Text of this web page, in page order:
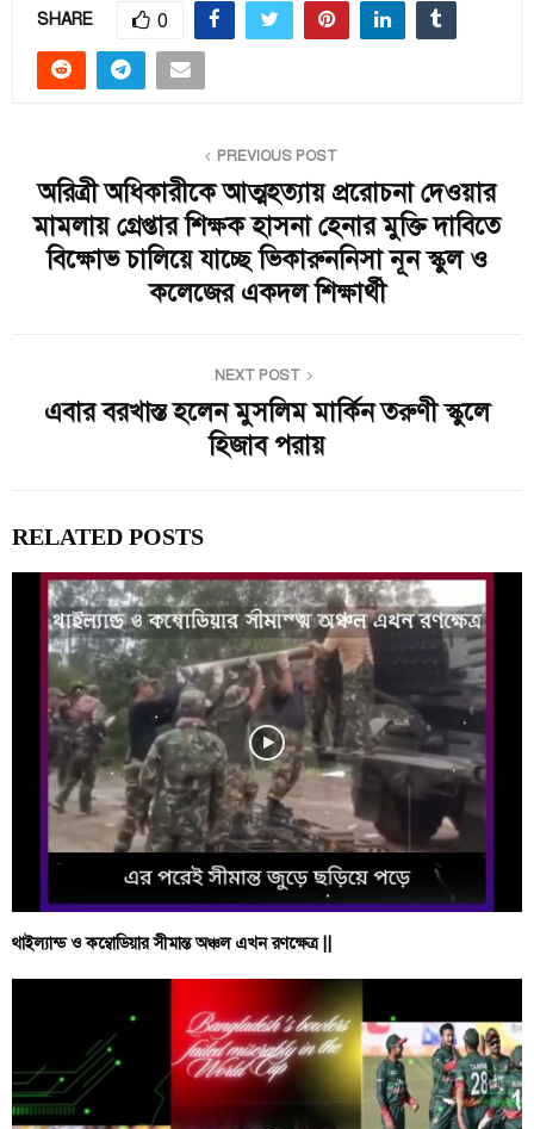
SHARE 0
PREVIOUS POST
অরিত্রী অধিকারীকে আত্মহত্যায় প্ররোচনা দেওয়ার
মামলায় গ্রেপ্তার শিক্ষক হাসনা হেনার মুক্তি দাবিতে
বিক্ষোভ চালিয়ে যাচ্ছে ভিকারুননিসা নূন স্কুল ও
কলেজের একদল শিক্ষার্থী
NEXT POST
এবার বরখাস্ত হলেন মুসলিম মার্কিন তরুণী স্কুলে
হিজাব পরায়
RELATED POSTS
থাইল্যান্ড ও কম্বোডিয়ার সীমান্ত অঞ্চল এখন রণক্ষেত্র ||